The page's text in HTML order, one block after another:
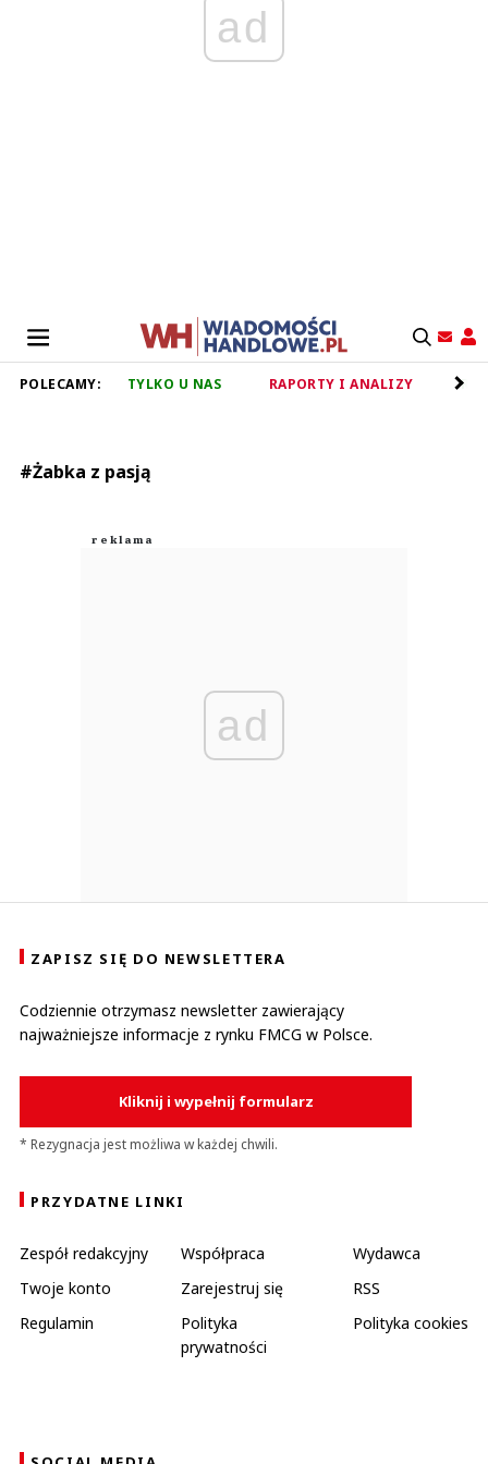
ad
POLECAMY: TYLKO U NAS RAPORTY I ANALIZY
#Żabka z pasją
ad
ZAPISZ SIĘ DO NEWSLETTERA
Codziennie otrzymasz newsletter zawierający
najważniejsze informacje z rynku FMCG w Polsce.
Kliknij i wypełnij formularz
* Rezygnacja jest możliwa w każdej chwili.
PRZYDATNE LINKI
Zespół redakcyjny Współpraca
Wydawca
Twoje konto
Zarejestruj się
RSS
Regulamin
Polityka
prywatności
Polityka cookies